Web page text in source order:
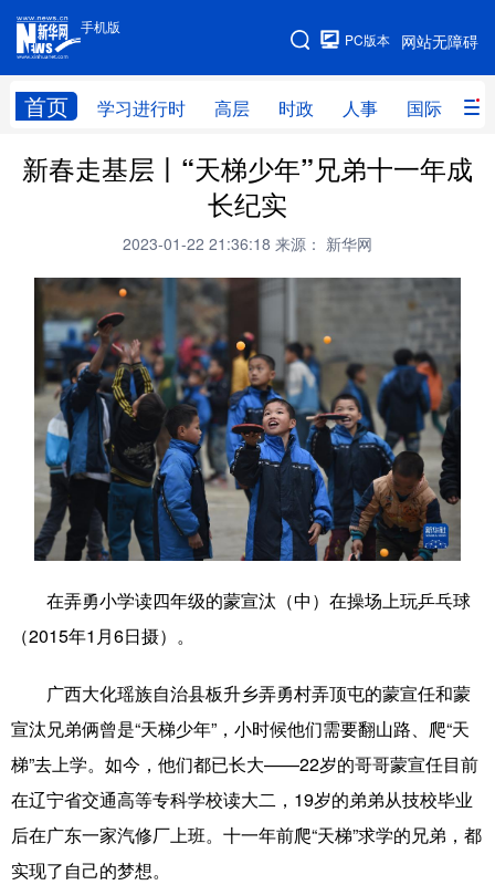
手机版
网站无障碍
PC版本
首页 学习进行时 高层 时政 人事 国际 财
手机版
网站地图
学习进行时 高层 时政 人事
全球连线
科技 科创 体育
文化 书画 健康 军事
访谈 视频 图片 政务
法律 中央文件 金融 汽车
人居 信息化 数字经济
学术中国 乡村振兴 银龄 溯源中国
彩票
文化产业
地方频道
北京
新春走基层丨“天梯少年”兄弟十一年成
长纪实
2023-01-22 21:36:18 来源： 新华网
在弄勇小学读四年级的蒙宣汰（中）在操场上玩乒乓球
（2015年1月6日摄）。
广西大化瑶族自治县板升乡弄勇村弄顶屯的蒙宣任和蒙
宣汰兄弟俩曾是“天梯少年”，小时候他们需要翻山路、爬“天
梯”去上学。如今，他们都已长大——22岁的哥哥蒙宣任目前
在辽宁省交通高等专科学校读大二，19岁的弟弟从技校毕业
后在广东一家汽修厂上班。十一年前爬“天梯”求学的兄弟，都
实现了自己的梦想。